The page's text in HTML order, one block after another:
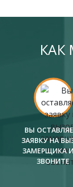
КАК
ВЫ
ЗАЯВКУ НА
ЗАМЕРЩИКА
ЗВОНИТЕ